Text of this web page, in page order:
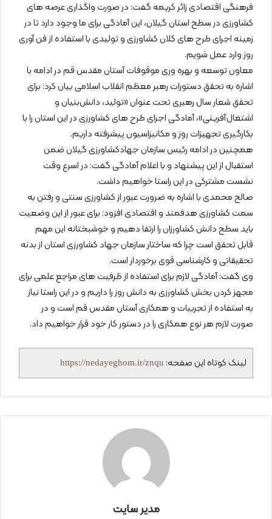
فرهنگی اقتصادی زائر کریمه گفت: در صورت واگذاری عرصه های
کشاورزی در سطح استان گیلان، این آمادگی برای ما وجود دارد تا در
زمینه اجرای طرح های کلان کشاورزی و تولیدی با استفاده از فن آوری
روز وارد عمل شویم.
معاون توسعه و بهره ‌وری موقوفات آستان مقدس قم در ادامه با
اشاره به تحقق دستورات رهبر معظم انقلاب اسلامی بیان کرد: برای
تحقق شعار سال رهبری تحت عنوان «تولید، دانش‌بنیان و
اشتغال‌آفرینی»، آمادگی اجرای طرح های کشاورزی در این استان را با
بکارگیری تجهیزات روز و مکانیزاسیون پیشرفته داریم.
همچنین در ادامه رئیس سازمان جهادکشاورزی گیلان ضمن
استقبال از این پیشنهاد و با اعلام آمادگی گفت: در اسرع وقت
نشست مشترکی در این راستا خواهیم داشت.
صالح محمدی با اشاره به ضرورت عبور از کشاورزی سنتی و رفتن به
سمت کشاورزی هدفمند و اقتصادی افزود: برای عبور از این وضعیت
باید سطح دانش کشاورزان را ارتقا دهیم و خوشبختانه این مهم
قابل تحقق است چرا که ساختار سازمان جهاد کشاورزی استان از بدنه
تحقیقاتی و کارشناسی قوی برخوردار است.
وی گفت: آمادگی لازم برای استفاده از ظرفیت های مراجع علمی برای
مجهز کردن بخش کشاورزی به دانش روز را داریم و در این راستا نیاز
به استفاده از تجربیات و همکاری آستان مقدس قم است و در
صورت لازم هر نوع همکاری را در دستور کار خود قرار خواهیم داد.
لینک کوتاه این صفحه: https://nedayeghom.ir/znqu
مدیر سایت